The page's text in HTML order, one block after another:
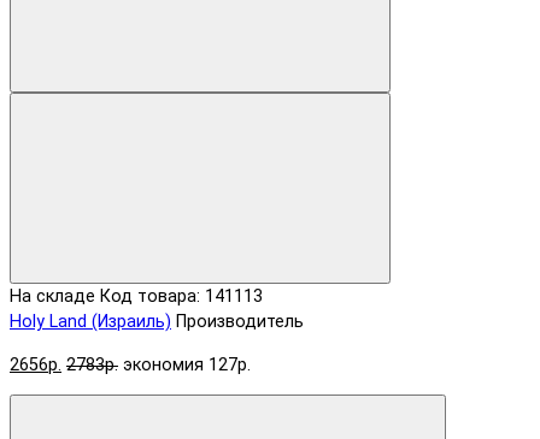
На складе Код товара: 141113
Holy Land (Израиль) Производитель
2656р. 2783р. экономия 127р.